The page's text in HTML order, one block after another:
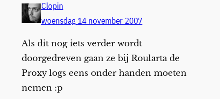
Clopin
woensdag 14 november 2007
Als dit nog iets verder wordt
doorgedreven gaan ze bij Roularta de
Proxy logs eens onder handen moeten
nemen :p